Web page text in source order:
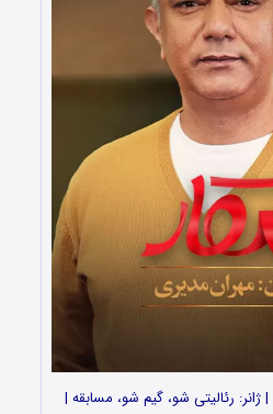
| ژانر: رئالیتی شو، گیم شو، مسابقه |